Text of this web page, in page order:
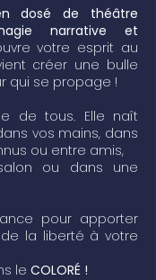
dosé de théâtre
narrative et
votre esprit au
créer une bulle
qui se propage !
de tous. Elle naît
vos mains, dans
ou entre amis,
ou dans une
pour apporter
la liberté à votre
le COLORÉ !